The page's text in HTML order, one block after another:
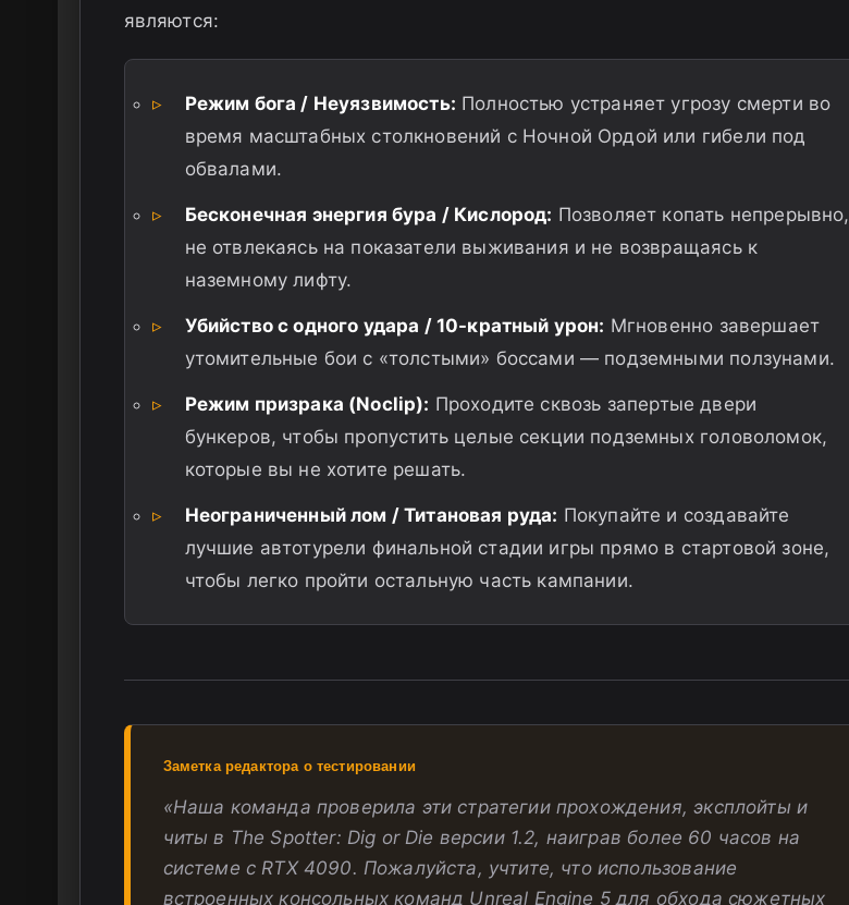
являются:
▹ Режим бога / Неуязвимость: Полностью устраняет угрозу смерти во
время масштабных столкновений с Ночной Ордой или гибели под
обвалами.
▹ Бесконечная энергия бура / Кислород: Позволяет копать непрерывно,
не отвлекаясь на показатели выживания и не возвращаясь к
наземному лифту.
▹ Убийство с одного удара / 10-кратный урон: Мгновенно завершает
утомительные бои с «толстыми» боссами — подземными ползунами.
▹ Режим призрака (Noclip): Проходите сквозь запертые двери
бункеров, чтобы пропустить целые секции подземных головоломок,
которые вы не хотите решать.
▹ Неограниченный лом / Титановая руда: Покупайте и создавайте
лучшие автотурели финальной стадии игры прямо в стартовой зоне,
чтобы легко пройти остальную часть кампании.
Заметка редактора о тестировании
«Наша команда проверила эти стратегии прохождения, эксплойты и
читы в The Spotter: Dig or Die версии 1.2, наиграв более 60 часов на
системе с RTX 4090. Пожалуйста, учтите, что использование
встроенных консольных команд Unreal Engine 5 для обхода сюжетных